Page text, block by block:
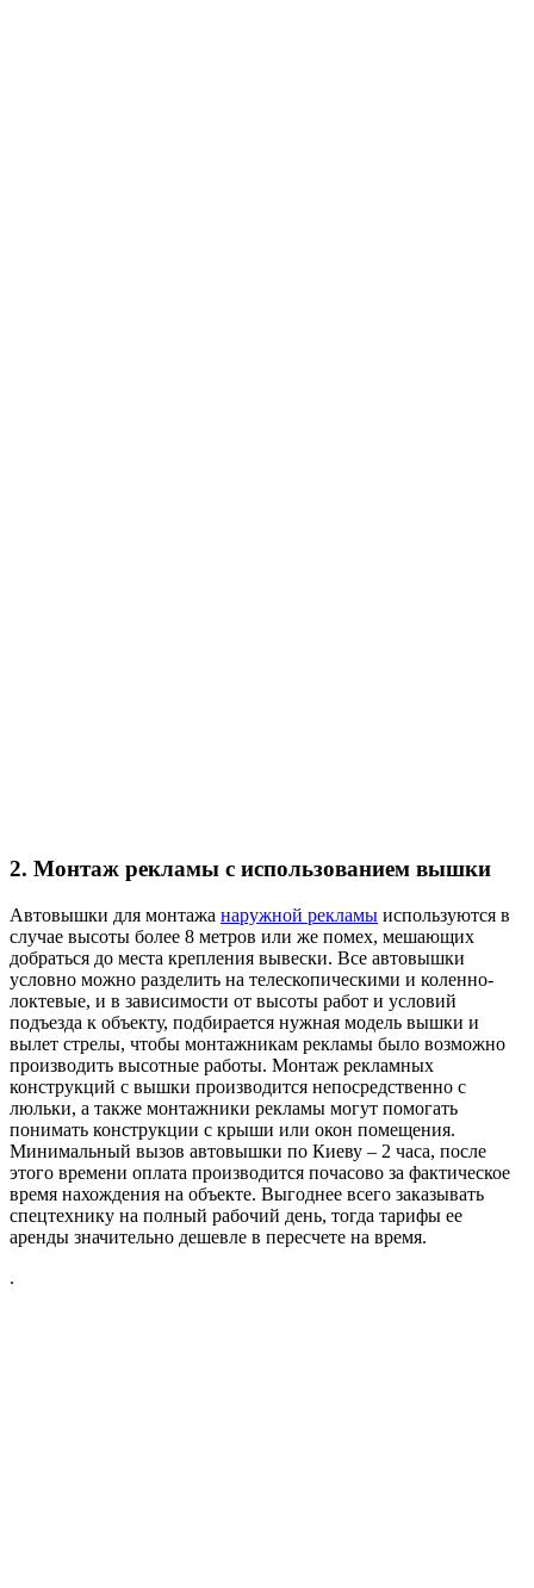
2. Монтаж рекламы с использованием вышки
Автовышки для монтажа наружной рекламы используются в
случае высоты более 8 метров или же помех, мешающих
добраться до места крепления вывески. Все автовышки
условно можно разделить на телескопическими и коленно-
локтевые, и в зависимости от высоты работ и условий
подъезда к объекту, подбирается нужная модель вышки и
вылет стрелы, чтобы монтажникам рекламы было возможно
производить высотные работы. Монтаж рекламных
конструкций с вышки производится непосредственно с
люльки, а также монтажники рекламы могут помогать
понимать конструкции с крыши или окон помещения.
Минимальный вызов автовышки по Киеву – 2 часа, после
этого времени оплата производится почасово за фактическое
время нахождения на объекте. Выгоднее всего заказывать
спецтехнику на полный рабочий день, тогда тарифы ее
аренды значительно дешевле в пересчете на время.
.